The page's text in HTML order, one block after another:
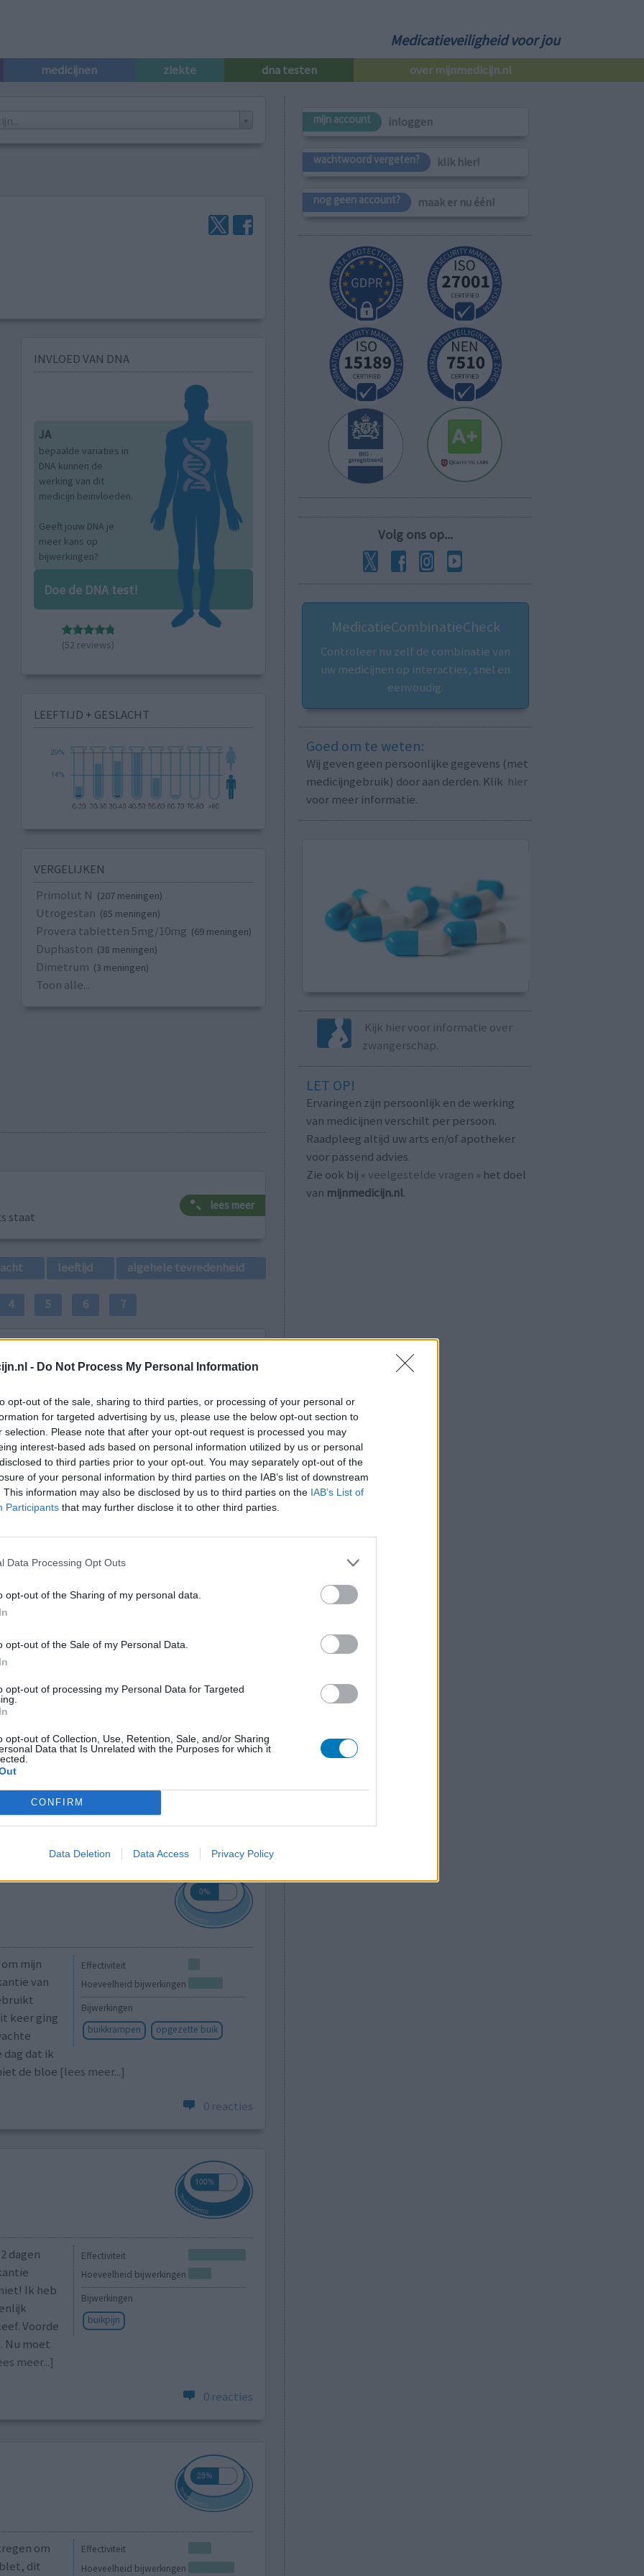
- Do Not Process My Personal Information
opt-out of the sale, sharing to third parties, or processing of your personal or
for targeted advertising by us, please use the below opt-out section to
selection. Please note that after your opt-out request is processed you may
interest-based ads based on personal information utilized by us or personal
to third parties prior to your opt-out. You may separately opt-out of the
of your personal information by third parties on the IAB’s list of downstream
This information may also be disclosed by us to third parties on the IAB’s List of
Participants that may further disclose it to other third parties.
Data Processing Opt Outs
opt-out of the Sharing of my personal data.
opt-out of the Sale of my Personal Data.
opt-out of processing my Personal Data for Targeted
opt-out of Collection, Use, Retention, Sale, and/or Sharing
Data that Is Unrelated with the Purposes for which it
CONFIRM
Data Deletion Data Access Privacy Policy
Medicatieveiligheid voor jou
medicijnen ziekte dna testen over mijnmedicijn.nl
INVLOED VAN DNA
JA
bepaalde variaties in
DNA kunnen de
werking van dit
medicijn beïnvloeden.
Geeft jouw DNA je
meer kans op
bijwerkingen?
Doe de DNA test!
(52 reviews)
LEEFTIJD + GESLACHT
VERGELIJKEN
Primolut N (207 meningen)
Utrogestan (85 meningen)
Provera tabletten 5mg/10mg (69 meningen)
Duphaston (38 meningen)
Dimetrum (3 meningen)
Toon alle...
staat
lees meer
leeftijd algehele tevredenheid
4 5 6 7
Effectiviteit
Hoeveelheid bijwerkingen
Bijwerkingen
gewichtstoename
vochtretentie
acne
Vanaf
heeft
per dag
begin
ik
Effectiviteit
Effectiviteit
Hoeveelheid bijwerkingen
Bijwerkingen
buikkrampen
opgezette buik
mijn
van
keer ging
dat ik
de bloe [lees meer...]
0 reacties
Effectiviteit
Hoeveelheid bijwerkingen
Bijwerkingen
buikpijn
dagen
Ik heb
Voorde
Nu moet
meer...]
0 reacties
Effectiviteit
Hoeveelheid bijwerkingen
om
dit
mijn account inloggen
wachtwoord vergeten? klik hier!
nog geen account? maak er nu één!
Volg ons op...
MedicatieCombinatieCheck
Controleer nu zelf de combinatie van
uw medicijnen op interacties, snel en
eenvoudig.
Goed om te weten:
Wij geven geen persoonlijke gegevens (met
medicijngebruik) door aan derden. Klik hier
voor meer informatie.
Kijk hier voor informatie over
zwangerschap.
LET OP!
Ervaringen zijn persoonlijk en de werking
van medicijnen verschilt per persoon.
Raadpleeg altijd uw arts en/of apotheker
voor passend advies.
Zie ook bij « veelgestelde vragen » het doel
van mijnmedicijn.nl.